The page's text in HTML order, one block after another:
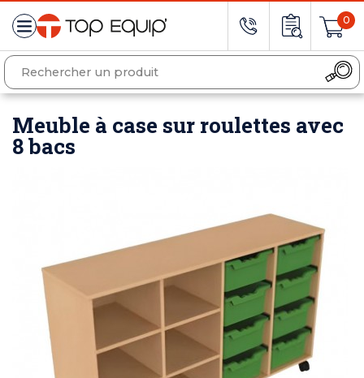
0
Meuble à case sur roulettes avec
8 bacs